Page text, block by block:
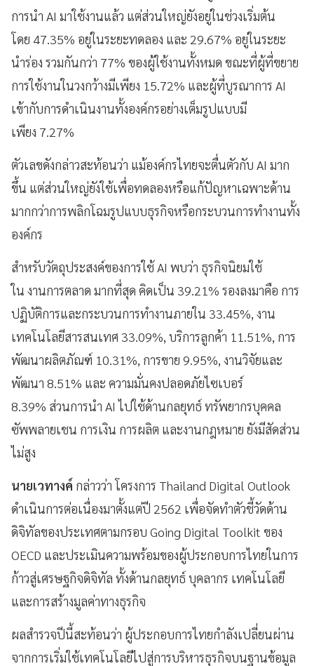
การนำ AI มาใช้งานแล้ว แต่ส่วนใหญ่ยังอยู่ในช่วงเริ่มต้น
โดย 47.35% อยู่ในระยะทดลอง และ 29.67% อยู่ในระยะ
นำร่อง รวมกันกว่า 77% ของผู้ใช้งานทั้งหมด ขณะที่ผู้ที่ขยาย
การใช้งานในวงกว้างมีเพียง 15.72% และผู้ที่บูรณาการ AI
เข้ากับการดำเนินงานทั้งองค์กรอย่างเต็มรูปแบบมี
เพียง 7.27%
ตัวเลขดังกล่าวสะท้อนว่า แม้องค์กรไทยจะตื่นตัวกับ AI มาก
ขึ้น แต่ส่วนใหญ่ยังใช้เพื่อทดลองหรือแก้ปัญหาเฉพาะด้าน
มากกว่าการพลิกโฉมรูปแบบธุรกิจหรือกระบวนการทำงานทั้ง
องค์กร
สำหรับวัตถุประสงค์ของการใช้ AI พบว่า ธุรกิจนิยมใช้
ใน งานการตลาด มากที่สุด คิดเป็น 39.21% รองลงมาคือ การ
ปฏิบัติการและกระบวนการทำงานภายใน 33.45%, งาน
เทคโนโลยีสารสนเทศ 33.09%, บริการลูกค้า 11.51%, การ
พัฒนาผลิตภัณฑ์ 10.31%, การขาย 9.95%, งานวิจัยและ
พัฒนา 8.51% และ ความมั่นคงปลอดภัยไซเบอร์
8.39% ส่วนการนำ AI ไปใช้ด้านกลยุทธ์ ทรัพยากรบุคคล
ซัพพลายเชน การเงิน การผลิต และงานกฎหมาย ยังมีสัดส่วน
ไม่สูง
นายเวทางค์ กล่าวว่า โครงการ Thailand Digital Outlook
ดำเนินการต่อเนื่องมาตั้งแต่ปี 2562 เพื่อจัดทำตัวชี้วัดด้าน
ดิจิทัลของประเทศตามกรอบ Going Digital Toolkit ของ
OECD และประเมินความพร้อมของผู้ประกอบการไทยในการ
ก้าวสู่เศรษฐกิจดิจิทัล ทั้งด้านกลยุทธ์ บุคลากร เทคโนโลยี
และการสร้างมูลค่าทางธุรกิจ
ผลสำรวจปีนี้สะท้อนว่า ผู้ประกอบการไทยกำลังเปลี่ยนผ่าน
จากการเริ่มใช้เทคโนโลยีไปสู่การบริหารธุรกิจบนฐานข้อมูล